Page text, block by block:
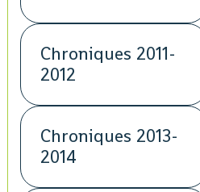
Chroniques 2011-
2012
Chroniques 2013-
2014